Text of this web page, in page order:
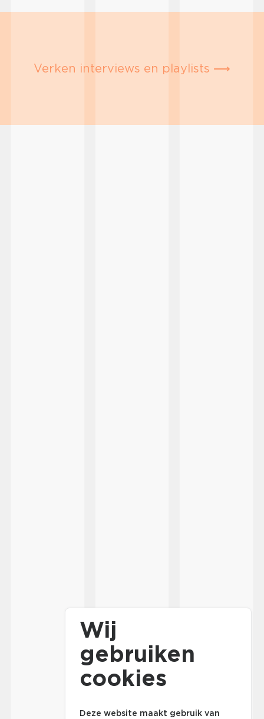
Verken interviews en playlists ⟶
Wij
gebruiken
cookies
Deze website maakt gebruik van